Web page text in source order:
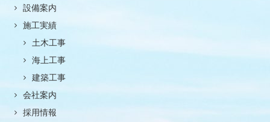
設備案内
施工実績
土木工事
海上工事
建築工事
会社案内
採用情報